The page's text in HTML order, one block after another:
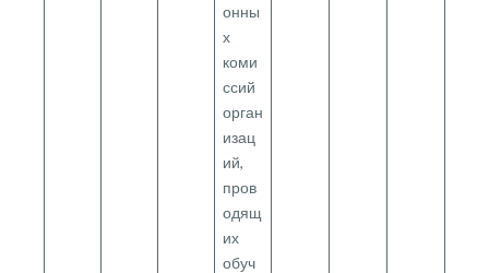
онны
х
коми
ссий
орган
изац
ий,
пров
одящ
их
обуч